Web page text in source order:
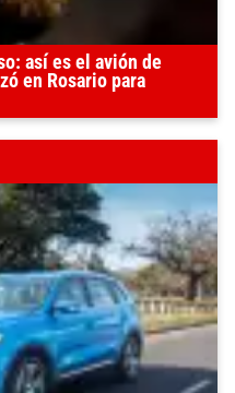
así es el avión de
en Rosario para